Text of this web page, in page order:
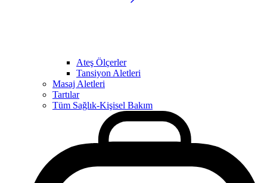
Ateş Ölçerler
Tansiyon Aletleri
Masaj Aletleri
Tartılar
Tüm Sağlık-Kişisel Bakım